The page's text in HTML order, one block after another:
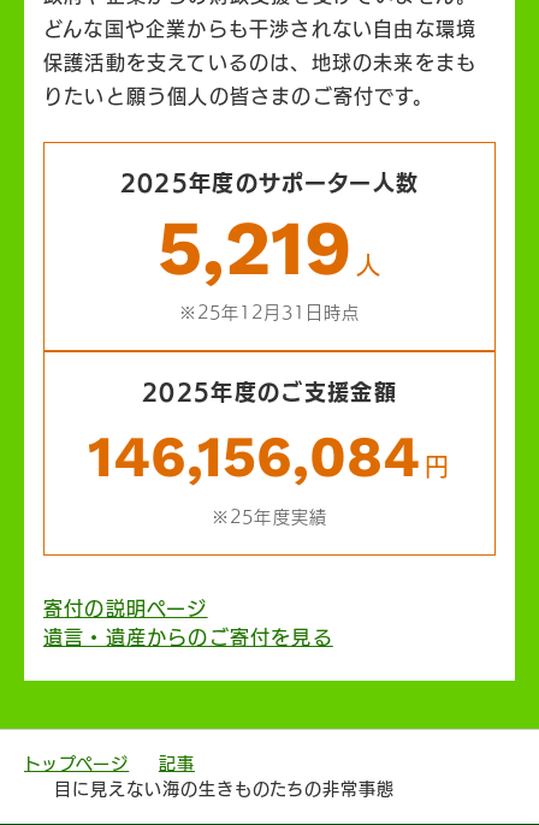
どんな国や企業からも干渉されない自由な環境
保護活動を支えているのは、地球の未来をまも
りたいと願う個人の皆さまのご寄付です。
2025年度のサポーター人数
5,219 人
※25年12月31日時点
2025年度のご支援金額
146,156,084 円
※25年度実績
寄付の説明ページ
遺言・遺産からのご寄付を見る
トップページ
記事
目に見えない海の生きものたちの非常事態